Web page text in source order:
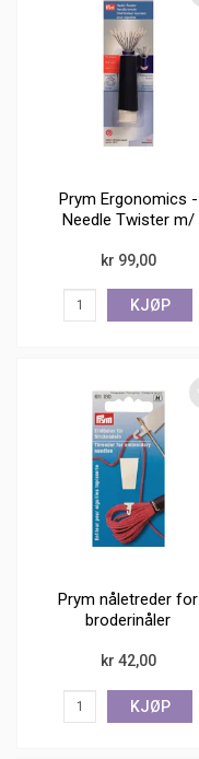
Prym Ergonomics -
Needle Twister m/
kr 99,00
KJØP
Prym nåletreder for
broderinåler
kr 42,00
KJØP